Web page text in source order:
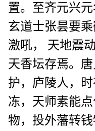
置。至齐元兴
玄道士张昙要
激吼， 天地震
天香坛存焉。
护，庐陵人，
冻，天师素能
物，投外藩转钱